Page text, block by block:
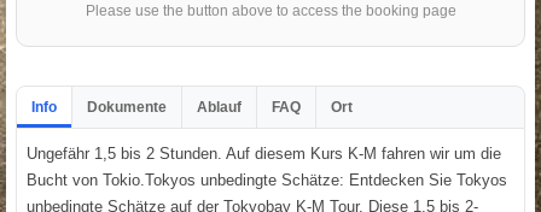
Please use the button above to access the booking page
Info Dokumente Ablauf FAQ Ort
Ungefähr 1,5 bis 2 Stunden. Auf diesem Kurs K-M fahren wir um die
Bucht von Tokio.Tokyos unbedingte Schätze: Entdecken Sie Tokyos
unbedingte Schätze auf der Tokyobay K-M Tour. Diese 1,5 bis 2-